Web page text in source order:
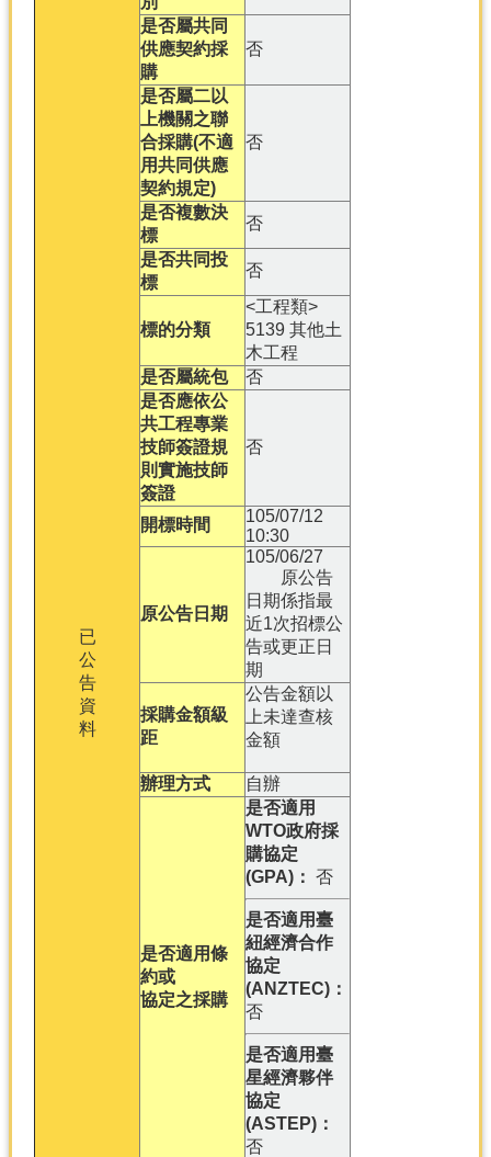
已
公
告
資
料
是否屬共同
供應契約採
購
否
是否屬二以
上機關之聯
合採購(不適
用共同供應
契約規定)
否
是否複數決
標
否
是否共同投
標
否
標的分類
<工程類>
5139 其他土
木工程
是否屬統包
否
是否應依公
共工程專業
技師簽證規
則實施技師
簽證
否
開標時間
105/07/12
10:30
原公告日期
105/06/27
原公告
日期係指最
近1次招標公
告或更正日
期
採購金額級
距
公告金額以
上未達查核
金額
辦理方式 自辦
是否適用條
約或
協定之採購
是否適用
WTO政府採
購協定
(GPA)： 否
是否適用臺
紐經濟合作
協定
(ANZTEC)：
否
是否適用臺
星經濟夥伴
協定
(ASTEP)：
否